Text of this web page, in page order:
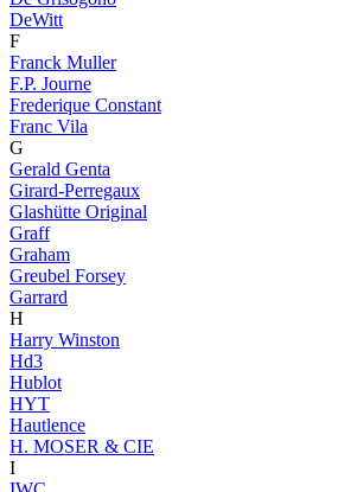
DeWitt
F
Franck Muller
F.P. Journe
Frederique Constant
Franc Vila
G
Gerald Genta
Girard-Perregaux
Glashütte Original
Graff
Graham
Greubel Forsey
Garrard
H
Harry Winston
Hd3
Hublot
HYT
Hautlence
H. MOSER & CIE
I